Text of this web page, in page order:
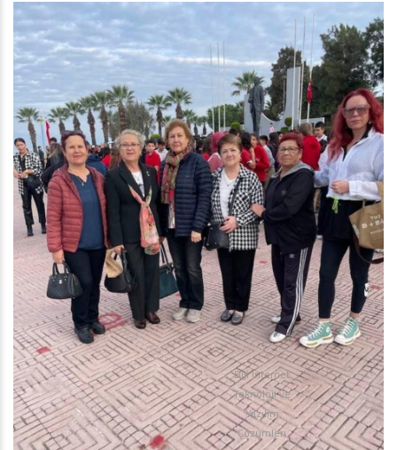
Diji İnternet
Teknoloji ve
Yazılım
Çözümleri